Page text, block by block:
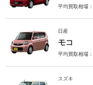
平均買取相場：
日産
モコ
平均買取相場：
スズキ